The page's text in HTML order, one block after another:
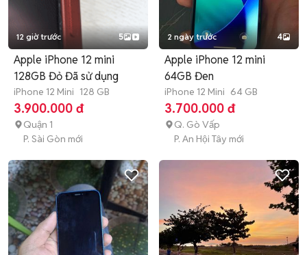
12 giờ trước 5
Apple iPhone 12 mini
128GB Đỏ Đã sử dụng
iPhone 12 Mini 128 GB
3.900.000 đ
Quận 1
P. Sài Gòn mới
2 ngày trước 4
Apple iPhone 12 mini
64GB Đen
iPhone 12 Mini 64 GB
3.700.000 đ
Q. Gò Vấp
P. An Hội Tây mới